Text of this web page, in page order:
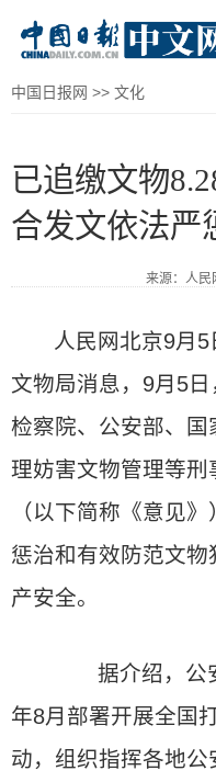
中国日报网 >> 文化
已追缴文物
合发文依法严
来源：人
人民网北京9月
文物局消息，9月5
检察院、公安部、
理妨害文物管理等刑
（以下简称《意见
惩治和有效防范文
产安全。
据介绍，公安
年8月部署开展全国
动，组织指挥各地